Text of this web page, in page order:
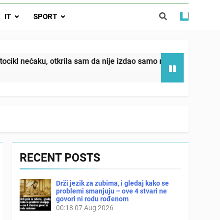
nije izdao samo našu kćer, nego je
sin već sutradan oženio ljubavnicom,
i da iza bolničkog stakla već čekaju
IT SPORT
sam da nije izdao samo našu kćer, nego je svojim
RECENT POSTS
Drži jezik za zubima, i gledaj kako se
problemi smanjuju – ove 4 stvari ne
govori ni rodu rođenom
00:18 07 Aug 2026